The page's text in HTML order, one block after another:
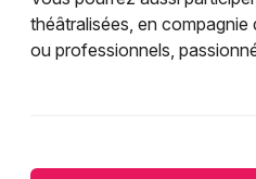
théâtralisées, en compagnie
ou professionnels,